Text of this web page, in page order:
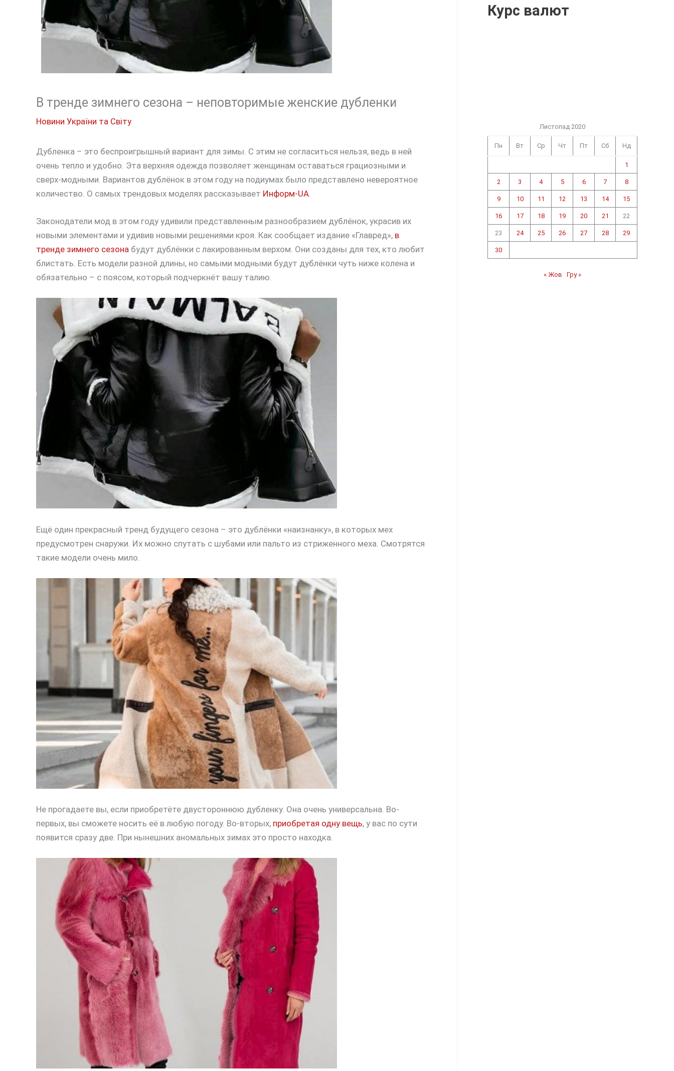
В тренде зимнего сезона – неповторимые женские дубленки
Новини України та Світу
Дубленка – это беспроигрышный вариант для зимы. С этим не согласиться нельзя, ведь в ней
очень тепло и удобно. Эта верхняя одежда позволяет женщинам оставаться грациозными и
сверх-модными. Вариантов дублёнок в этом году на подиумах было представлено невероятное
количество. О самых трендовых моделях рассказывает Информ-UA.
Законодатели мод в этом году удивили представленным разнообразием дублёнок, украсив их
новыми элементами и удивив новыми решениями кроя. Как сообщает издание «Главред», в
тренде зимнего сезона будут дублёнки с лакированным верхом. Они созданы для тех, кто любит
блистать. Есть модели разной длины, но самыми модными будут дублёнки чуть ниже колена и
обязательно – с поясом, который подчеркнёт вашу талию.
Ещё один прекрасный тренд будущего сезона – это дублёнки «наизнанку», в которых мех
предусмотрен снаружи. Их можно спутать с шубами или пальто из стриженного меха. Смотрятся
такие модели очень мило.
Не прогадаете вы, если приобретёте двустороннюю дубленку. Она очень универсальна. Во-
первых, вы сможете носить её в любую погоду. Во-вторых, приобретая одну вещь, у вас по сути
появится сразу две. При нынешних аномальных зимах это просто находка.
Курс валют
Листопад 2020
Пн Вт Ср Чт Пт Сб Нд
1
2 3 4 5 6 7 8
9 10 11 12 13 14 15
16 17 18 19 20 21 22
23 24 25 26 27 28 29
30
« Жов Гру »